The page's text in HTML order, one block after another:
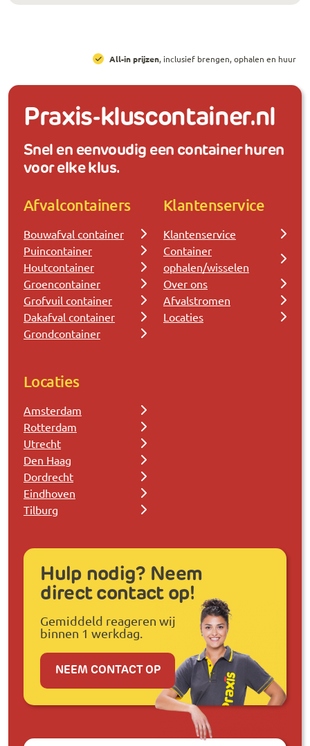
All-in prijzen, inclusief brengen, ophalen en huur
Praxis-kluscontainer.nl
Snel en eenvoudig een container huren
voor elke klus.
Afvalcontainers
Bouwafval container
Puincontainer
Houtcontainer
Groencontainer
Grofvuil container
Dakafval container
Grondcontainer
Klantenservice
Klantenservice
Container
ophalen/wisselen
Over ons
Afvalstromen
Locaties
Locaties
Amsterdam
Rotterdam
Utrecht
Den Haag
Dordrecht
Eindhoven
Tilburg
Hulp nodig? Neem
direct contact op!
Gemiddeld reageren wij
binnen 1 werkdag.
NEEM CONTACT OP